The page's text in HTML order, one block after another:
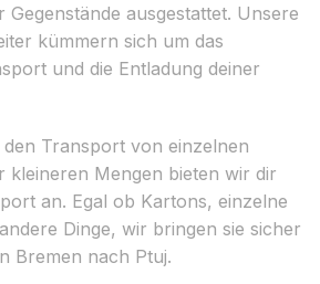
ausgestattet. Unsere
kümmern sich um das
und die Entladung deiner
Transport von einzelnen
kleineren Mengen bieten wir dir
an. Egal ob Kartons, einzelne
Dinge, wir bringen sie sicher
Bremen nach Ptuj.